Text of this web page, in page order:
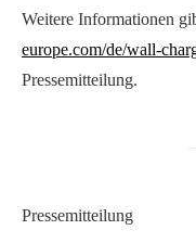
Weitere Informationen
europe.com/de/wall-
Pressemitteilung.
Pressemitteilung